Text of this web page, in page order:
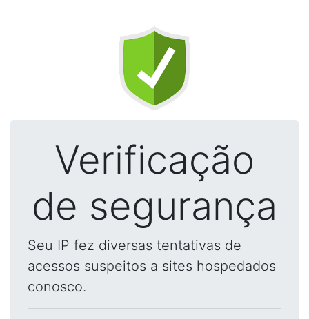
Verificação
de segurança
Seu IP fez diversas tentativas de
acessos suspeitos a sites hospedados
conosco.